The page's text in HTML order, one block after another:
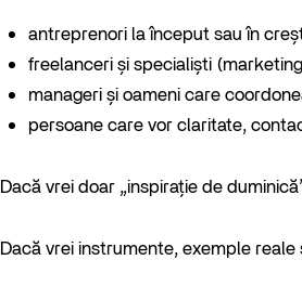
antreprenori la început sau în
freelanceri și specialiști
manageri și oameni care
persoane care vor claritate,
Dacă vrei doar „inspirație de
Dacă vrei instrumente, exemple reale